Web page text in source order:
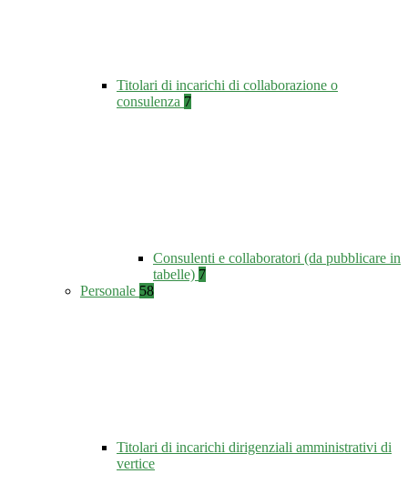
Titolari di incarichi di collaborazione o
consulenza 7
Consulenti e collaboratori (da pubblicare in
tabelle) 7
Personale 58
Titolari di incarichi dirigenziali amministrativi di
vertice